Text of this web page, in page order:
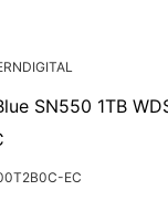
SN550 1TB
EC